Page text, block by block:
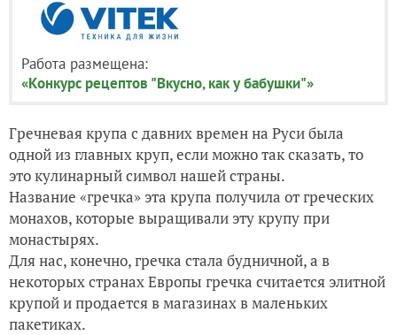
Работа размещена:
«Конкурс рецептов "Вкусно, как у бабушки"»
Гречневая крупа с давних времен на Руси была
одной из главных круп, если можно так сказать, то
это кулинарный символ нашей страны.
Название «гречка» эта крупа получила от греческих
монахов, которые выращивали эту крупу при
монастырях.
Для нас, конечно, гречка стала будничной, а в
некоторых странах Европы гречка считается элитной
крупой и продается в магазинах в маленьких
пакетиках.